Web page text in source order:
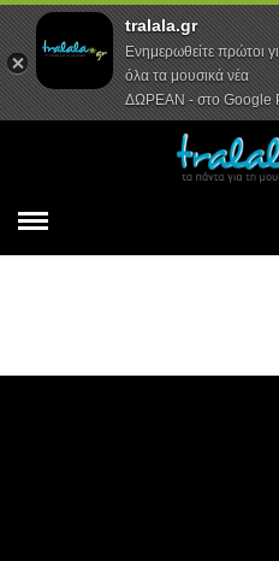
Αρχική
tralala.gr
Ενημερωθείτε πρώτοι
όλα τα μουσικά νέα
ΔΩΡΕΑΝ - στο Google